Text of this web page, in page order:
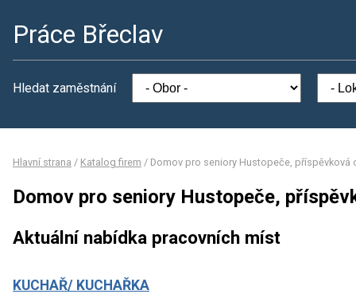
Práce Břeclav
Hledat zaměstnání
Hlavní strana / Katalog firem / Domov pro seniory Hustopeče, příspěvková
Domov pro seniory Hustopeče,
Aktuální nabídka pracovních míst
KUCHAŘ/ KUCHAŘKA